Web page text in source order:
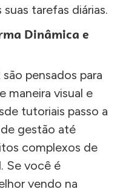
tarefas diárias.
Dinâmica e
pensados para
maneira visual e
tutoriais passo a
gestão até
complexos de
Se você é
vendo na